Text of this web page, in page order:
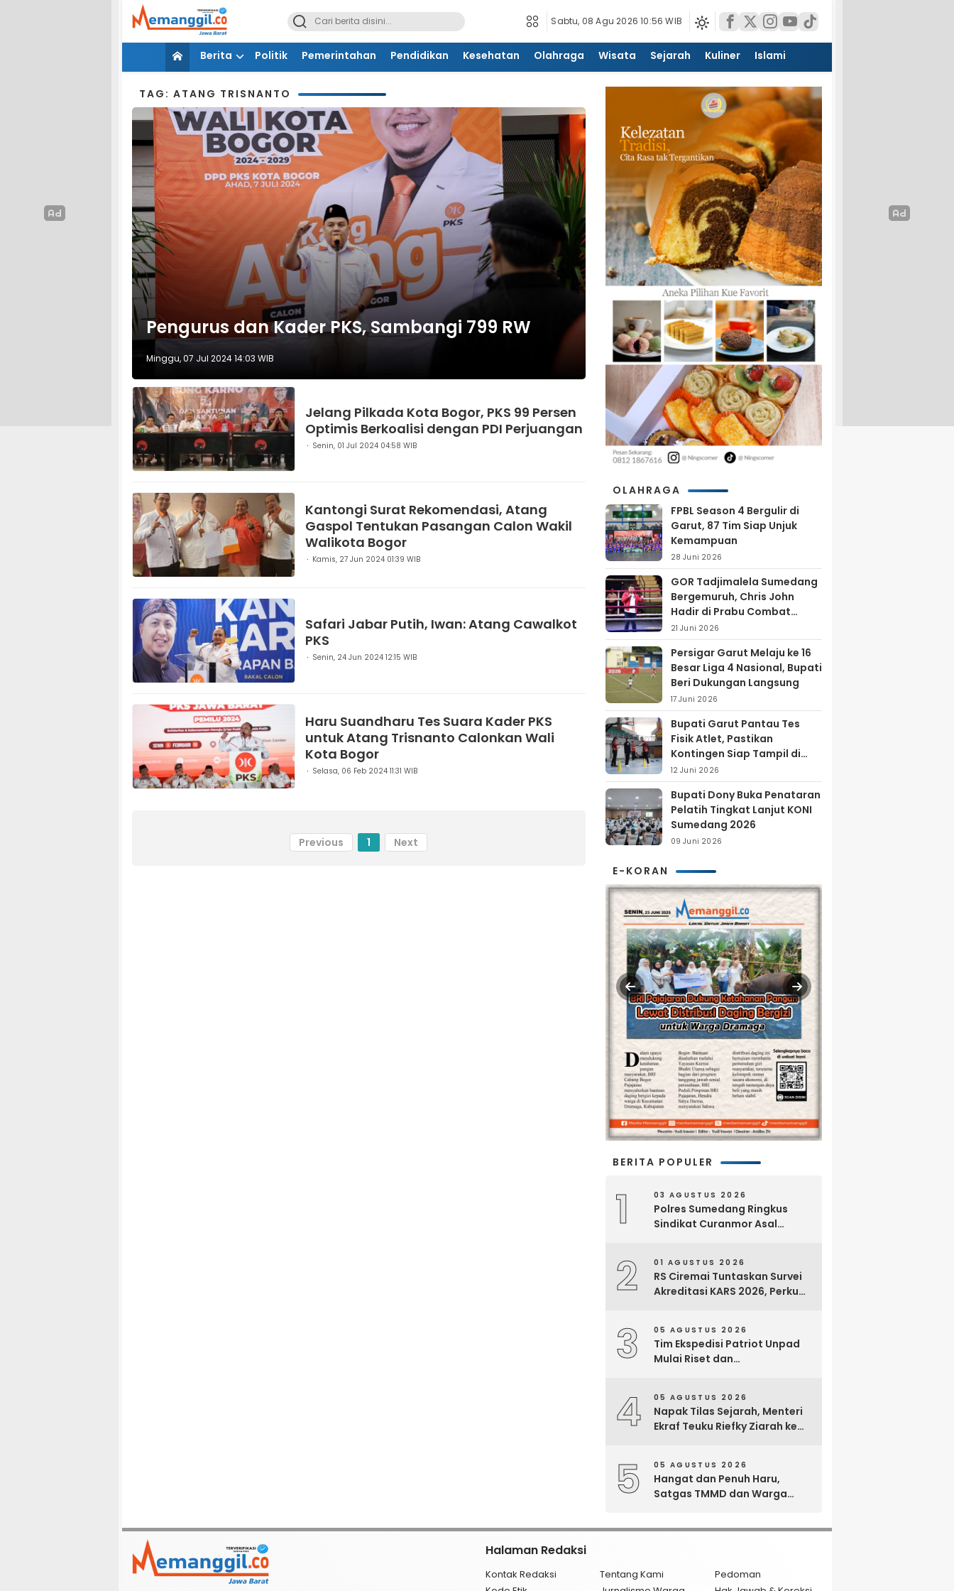
Sabtu, 08 Agu 2026 10:56 WIB
Berita Politik Pemerintahan Pendidikan Kesehatan Olahraga Wisata Sejarah Kuliner Islami
TAG: ATANG TRISNANTO
Pengurus dan Kader PKS, Sambangi 799 RW
Minggu, 07 Jul 2024 14:03 WIB
Jelang Pilkada Kota Bogor, PKS 99 Persen
Optimis Berkoalisi dengan PDI Perjuangan
Senin, 01 Jul 2024 04:58 WIB
Kantongi Surat Rekomendasi, Atang
Gaspol Tentukan Pasangan Calon Wakil
Walikota Bogor
Kamis, 27 Jun 2024 01:39 WIB
Safari Jabar Putih, Iwan: Atang Cawalkot
PKS
Senin, 24 Jun 2024 12:15 WIB
Haru Suandharu Tes Suara Kader PKS
untuk Atang Trisnanto Calonkan Wali
Kota Bogor
Selasa, 06 Feb 2024 11:31 WIB
Previous 1 Next
OLAHRAGA
FPBL Season 4 Bergulir di
Garut, 87 Tim Siap Unjuk
Kemampuan
28 Juni 2026
GOR Tadjimalela Sumedang
Bergemuruh, Chris John
Hadir di Prabu Combat
Series 2026
21 Juni 2026
Persigar Garut Melaju ke 16
Besar Liga 4 Nasional, Bupati
Beri Dukungan Langsung
17 Juni 2026
Bupati Garut Pantau Tes
Fisik Atlet, Pastikan
Kontingen Siap Tampil di
Porprov 2026
12 Juni 2026
Bupati Dony Buka Penataran
Pelatih Tingkat Lanjut KONI
Sumedang 2026
09 Juni 2026
E-KORAN
BERITA POPULER
1 03 AGUSTUS 2026
Polres Sumedang Ringkus
Sindikat Curanmor Asal
2 01 AGUSTUS 2026
RS Ciremai Tuntaskan Survei
Akreditasi KARS 2026, Perkuat
3 05 AGUSTUS 2026
Tim Ekspedisi Patriot Unpad
Mulai Riset dan
Tomage, Fakfak
4 05 AGUSTUS 2026
Napak Tilas Sejarah, Menteri
Ekraf Teuku Riefky Ziarah ke
5 05 AGUSTUS 2026
Hangat dan Penuh Haru,
Satgas TMMD dan Warga
Halaman Redaksi
Kontak Redaksi Tentang Kami
Pedoman